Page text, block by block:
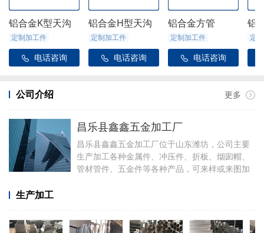
铝合金K型天沟
定制加工件
 电话咨询
铝合金H型天沟
定制加工件
 电话咨询
铝合金方管
定制加工件
 电话咨询
铝
定
更多
公司介绍
昌乐县鑫鑫五金加工厂
昌乐县鑫鑫五金加工厂位于山东潍坊，公司主要
生产加工各种金属件、冲压件、折板、烟囱帽、
管材管件、五金件等各种产品，可来样或来图加
件、金属雨链、定制烟囱帽、虹吸雨水斗、侧排
雨水斗、水簸箕、阴脊瓦、不锈钢透气帽等。公
生产加工